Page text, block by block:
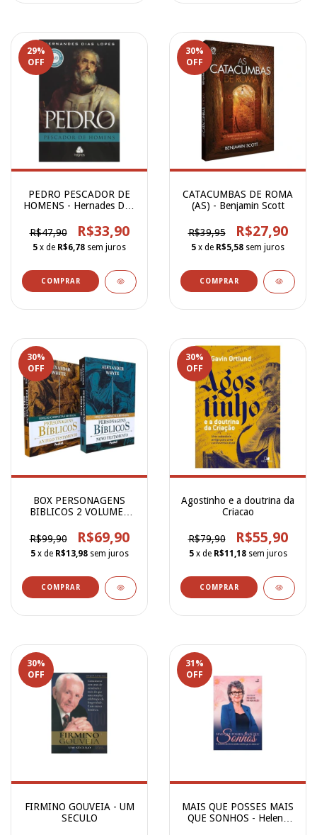
29%
OFF
PEDRO PESCADOR DE
HOMENS - Hernades Dias
R$47,90
R$33,90
5 x de R$6,78 sem juros
30%
OFF
CATACUMBAS DE ROMA
(AS) - Benjamin Scott
R$39,95 R$27,90
5 x de R$5,58 sem juros
30%
OFF
BOX PERSONAGENS
BIBLICOS 2 VOLUMES
R$99,90
R$69,90
5 x de R$13,98 sem juros
30%
OFF
Agostinho e a doutrina da
Criacao
R$79,90 R$55,90
5 x de R$11,18 sem juros
30%
OFF
FIRMINO GOUVEIA - UM
SECULO
31 %
OFF
MAIS QUE POSSES MAIS
QUE SONHOS - Helena